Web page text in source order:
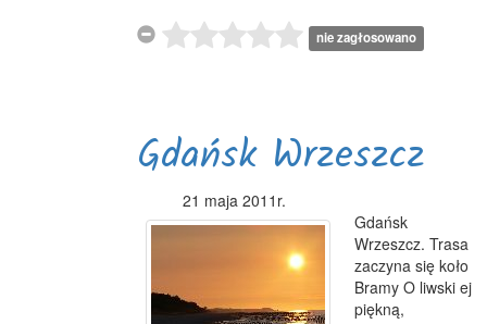
nie zagłosowano
Gdańsk Wrzeszcz
21 maja 2011r.
Gdańsk
Wrzeszcz. Trasa
zaczyna się koło
Bramy O liwski ej
piękną,